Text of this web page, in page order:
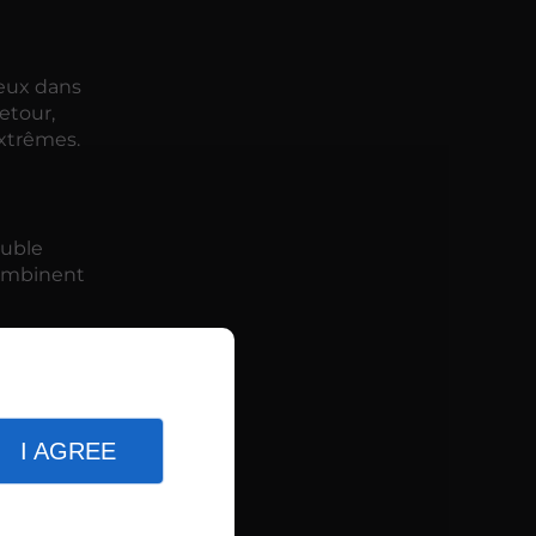
I AGREE
dans
toit et